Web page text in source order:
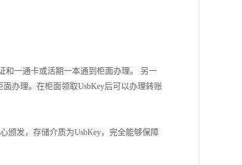
和一通卡或活期一本通到柜面办理。 另一
办理。在柜面领取UsbKey后可以办理转账
颁发，存储介质为UsbKey，完全能够保障